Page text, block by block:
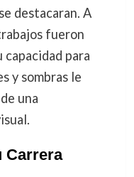
destacaran. A
fueron
para
y sombras le
una
Carrera